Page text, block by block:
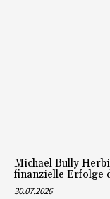
Michael Bully
finanzielle Erfolge
30.07.2026